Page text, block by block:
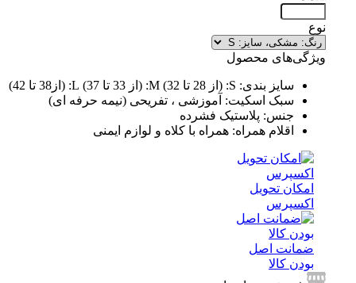
ویژگی‌های محصول
سایز بندی: S: (از 28 تا 32) M: (از 33 تا 37) L: (از38 تا 42)
سبک اسکیت: آموزشی ، تفریحی (نیمه حرفه ای)
جنس: پلاستیک فشرده
اقلام همراه: همراه با کلاه و لوازم ایمنی
امکان تحویل
اکسپرس
ضمانت اصل
بودن کالا